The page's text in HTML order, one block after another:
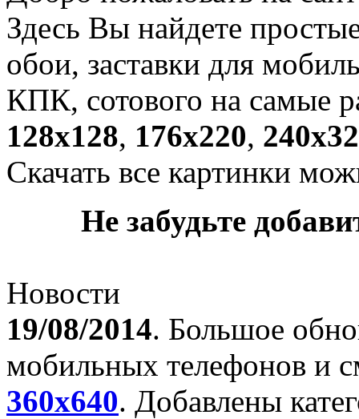
Здесь Вы найдете
обои, заставки для
КПК, сотового на самые
128х128, 176х220,
Скачать все картинки
Не забудьте
Новости
19/08/2014. Большое
мобильных телефонов и
360x640. Добавлены